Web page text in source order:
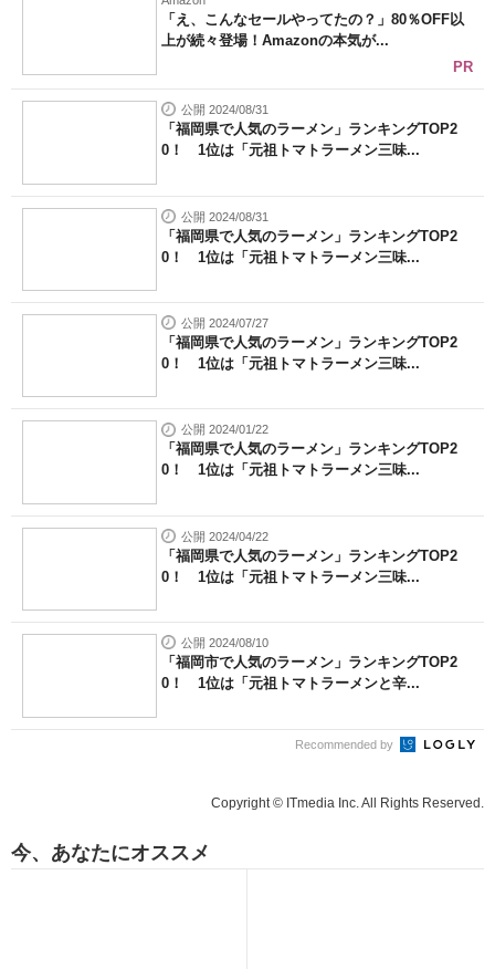
「え、こんなセールやってたの？」80％OFF以
上が続々登場！Amazonの本気が...
PR
公開 2024/08/31
「福岡県で人気のラーメン」ランキングTOP2
0！ 1位は「元祖トマトラーメン三味...
公開 2024/08/31
「福岡県で人気のラーメン」ランキングTOP2
0！ 1位は「元祖トマトラーメン三味...
公開 2024/07/27
「福岡県で人気のラーメン」ランキングTOP2
0！ 1位は「元祖トマトラーメン三味...
公開 2024/01/22
「福岡県で人気のラーメン」ランキングTOP2
0！ 1位は「元祖トマトラーメン三味...
公開 2024/04/22
「福岡県で人気のラーメン」ランキングTOP2
0！ 1位は「元祖トマトラーメン三味...
公開 2024/08/10
「福岡市で人気のラーメン」ランキングTOP2
0！ 1位は「元祖トマトラーメンと辛...
Recommended by
Copyright © ITmedia Inc. All Rights Reserved.
今、あなたにオススメ